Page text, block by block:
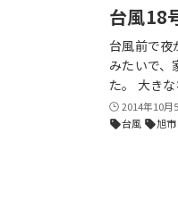
台風18
台風前で夜
みたいで、
た。 大き
2014年10月
sell台風 sell旭市